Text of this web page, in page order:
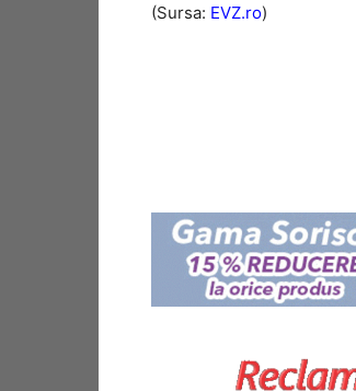
(Sursa: EVZ.ro)